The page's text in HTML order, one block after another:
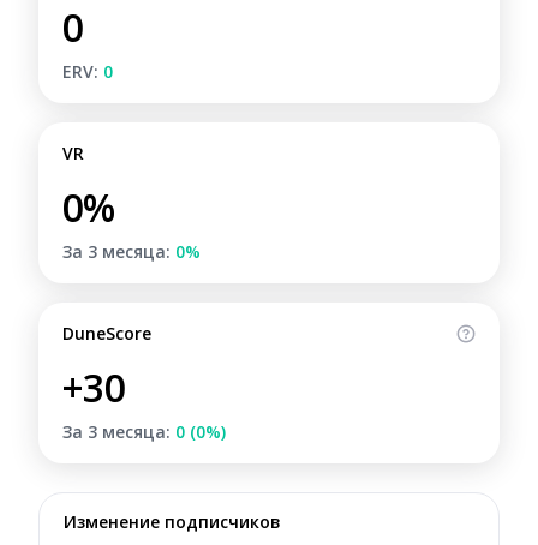
0
ERV: 0
VR
0%
За 3 месяца: 0%
DuneScore
+30
За 3 месяца: 0 (0%)
Изменение подписчиков